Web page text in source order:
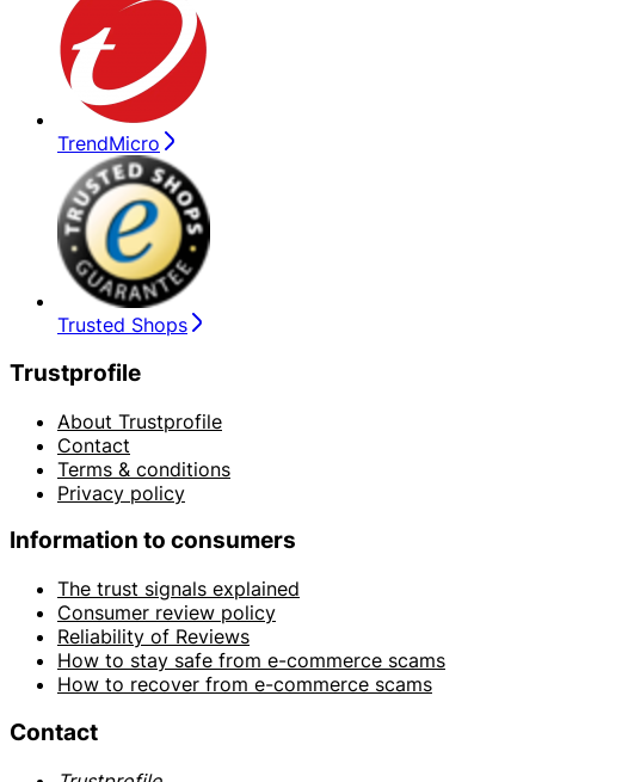
TrendMicro
Trusted Shops
Trustprofile
About Trustprofile
Contact
Terms & conditions
Privacy policy
Information to consumers
The trust signals explained
Consumer review policy
Reliability of Reviews
How to stay safe from e-commerce scams
How to recover from e-commerce scams
Contact